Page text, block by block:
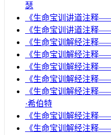
瑟
《生命宝训讲道注释
《生命宝训讲道注释
《生命宝训解经注释
《生命宝训解经注释
《生命宝训解经注释
《生命宝训解经注释
《生命宝训解经注释
·希伯特
《生命宝训解经注释
《生命宝训解经注释